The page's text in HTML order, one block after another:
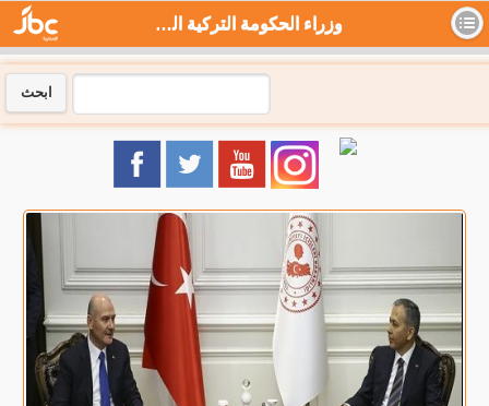
وزراء الحكومة التركية الجديدة يتسلمون مهامهم رسميا .. شاهد - جي بي سي نيوز
ابحث